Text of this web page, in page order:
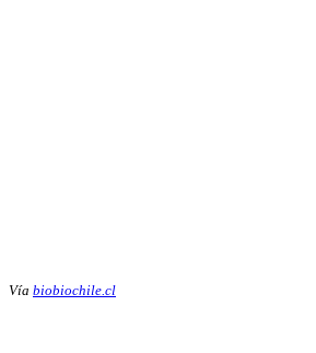
Vía biobiochile.cl